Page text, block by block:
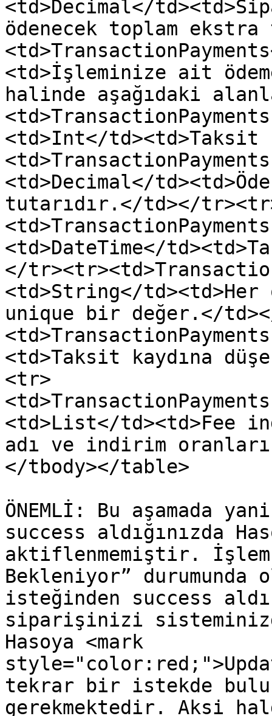
<td>Decimal</
ödenecek toplam
<td>İşleminize ait
halinde aşağıdaki
<td>Int</td><td>Taksit
<td>Decimal</
tutarıdır.</td></
<td>DateTime</
</
<td>String</
unique bir değer.</
<td>Taksit kaydına
<tr>
<td>List</td><td>Fee
adı ve indirim
</tbody></table>
ÖNEMLİ: Bu aşamada
success aldığınızda
aktiflenmemiştir. İşlem
Bekleniyor” durumunda
isteğinden success
siparişinizi
Hasoya <mark
tekrar bir istekde
gerekmektedir. Aksi